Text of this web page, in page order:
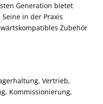
Generation bietet
in der Praxis
Zubehör
Vertrieb,
Kommissionierung,